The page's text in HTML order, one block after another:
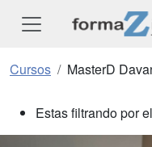
Cursos MasterD
Estas filtrando por